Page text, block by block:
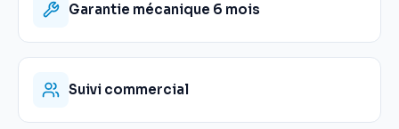
Garantie mécanique 6 mois
Suivi commercial